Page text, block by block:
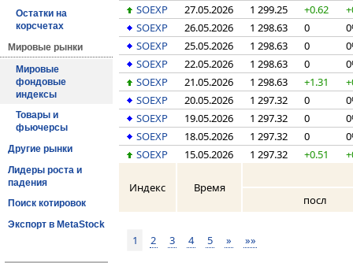
Остатки на
корсчетах
Мировые рынки
Мировые
фондовые
индексы
Товары и
фьючерсы
Другие рынки
Лидеры роста и
падения
Поиск котировок
Экспорт в MetaStock
SOEXP
27.05.2026 1 299.25 +0.62
SOEXP
26.05.2026 1 298.63 0
SOEXP
25.05.2026 1 298.63 0
SOEXP
22.05.2026 1 298.63 0
SOEXP
21.05.2026 1 298.63 +1.31
SOEXP
20.05.2026 1 297.32 0
SOEXP
19.05.2026 1 297.32 0
SOEXP
18.05.2026 1 297.32 0
SOEXP
15.05.2026 1 297.32 +0.51
Индекс
Время
посл
1 2 3 4 5 » »»